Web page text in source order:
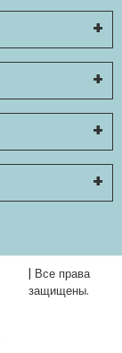
| Все права
защищены.